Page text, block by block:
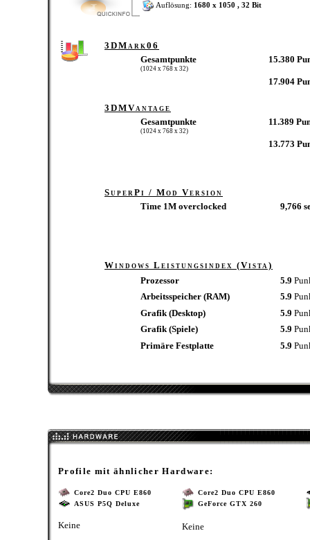
Auflösung: 1680 x 1050 , 32 Bit
3DMark06
Gesamtpunkte
(1024 x 768 x 32)
15.380
17.904
3DMVantage
Gesamtpunkte
(1024 x 768 x 32)
11.389
13.773
SuperPi / Mod Version
Time 1M overclocked
9,766
Windows Leistungsindex (Vista)
Prozessor
5.9
Arbeitsspeicher (RAM)
5.9
Grafik (Desktop)
5.9
Grafik (Spiele)
5.9
Primäre Festplatte
5.9
Profile mit ähnlicher Hardware:
Core2 Duo CPU E860
ASUS P5Q Deluxe
Keine
Core2 Duo CPU E860
GeForce GTX 260
Keine